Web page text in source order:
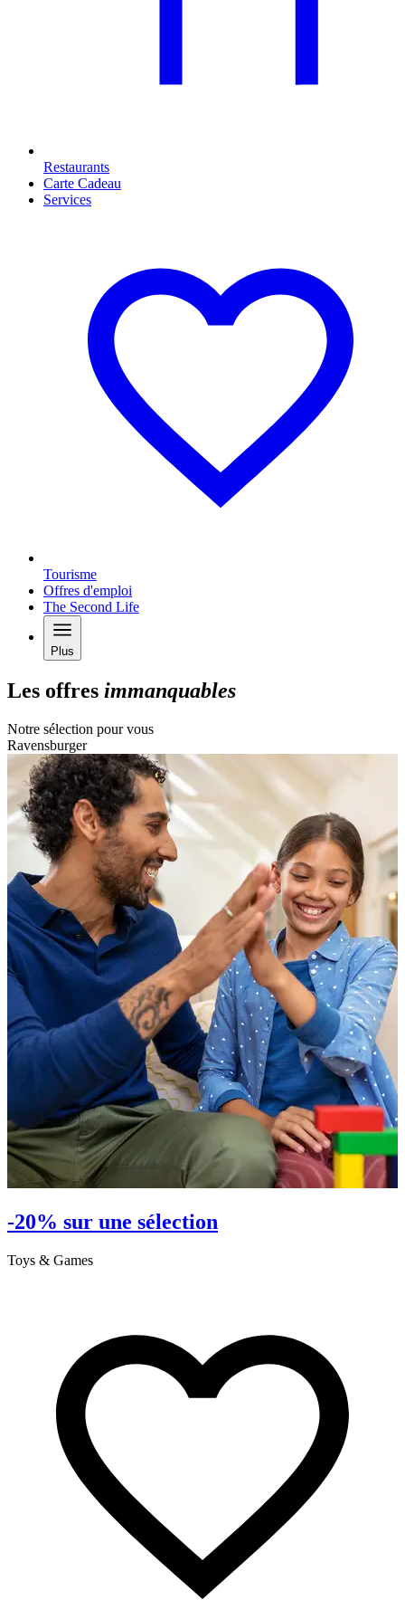
Restaurants
Carte Cadeau
Services
Tourisme
Offres d'emploi
The Second Life
Plus
Les offres immanquables
Notre sélection pour vous
Ravensburger
-20% sur une sélection
Toys & Games